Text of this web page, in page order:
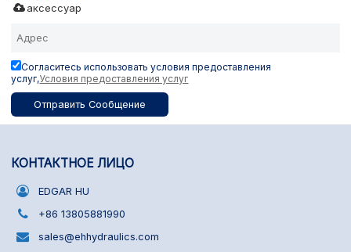
аксессуар
Согласитесь использовать условия предоставления
услуг,Условия предоставления услуг
Отправить Сообщение
КОНТАКТНОЕ ЛИЦО
EDGAR HU
+86 13805881990
sales@ehhydraulics.com